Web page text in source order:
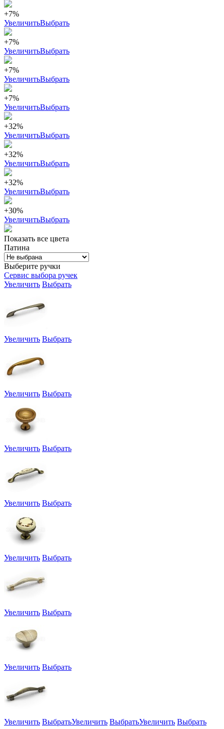
+7%
УвеличитьВыбрать
+7%
УвеличитьВыбрать
+7%
УвеличитьВыбрать
+7%
УвеличитьВыбрать
+32%
УвеличитьВыбрать
+32%
УвеличитьВыбрать
+32%
УвеличитьВыбрать
+30%
УвеличитьВыбрать
Показать все цвета
Патина
Выберите ручки
Сервис выбора ручек
Увеличить Выбрать
Увеличить Выбрать
Увеличить Выбрать
Увеличить Выбрать
Увеличить Выбрать
Увеличить Выбрать
Увеличить Выбрать
Увеличить Выбрать
Увеличить ВыбратьУвеличить ВыбратьУвеличить Выбрать